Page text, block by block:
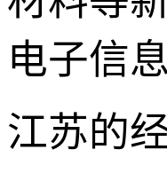
电子信
江苏的